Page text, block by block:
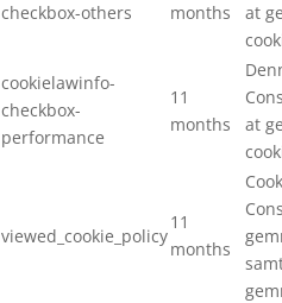
checkbox-others
months
at
cookielawinfo-
checkbox-
performance
11
months
at
viewed_cookie_policy
11
months